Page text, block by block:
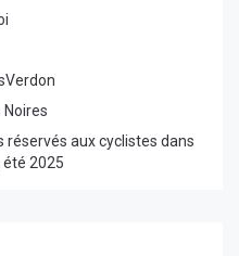
Noires
réservés aux cyclistes dans
été 2025